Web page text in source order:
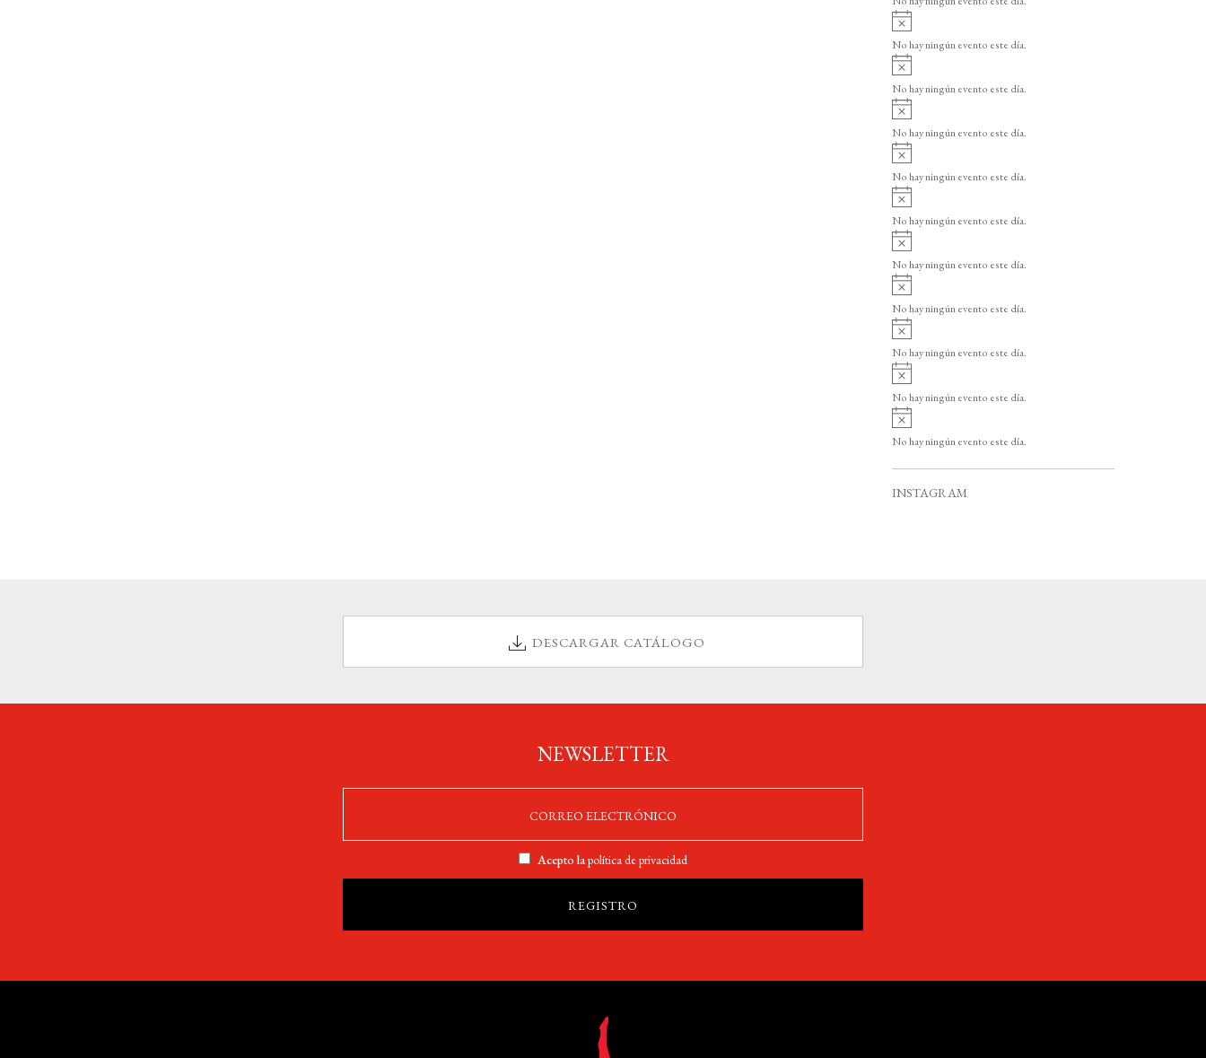
i
o
v
i
o
No hay ningún evento este día.
v
i
o
No hay ningún evento este día.
v
i
o
No hay ningún evento este día.
v
i
o
No hay ningún evento este día.
v
i
o
No hay ningún evento este día.
v
i
o
No hay ningún evento este día.
v
i
o
No hay ningún evento este día.
v
i
o
No hay ningún evento este día.
A
v
i
o
No hay ningún evento este día.
A
v
i
No hay ningún evento este día.
INSTAGRAM
DESCARGAR CATÁLOGO
NEWSLETTER
Acepto lapolítica de privacidad